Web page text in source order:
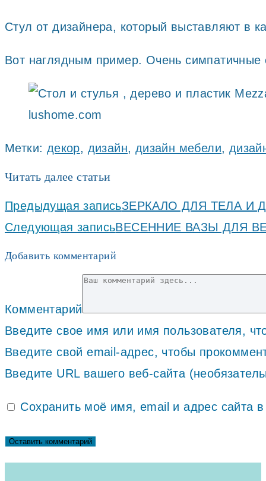
Стул от дизайнера, который выставляют в
Вот наглядным пример. Очень симпатичные
lushome.com
Метки: декор, дизайн, дизайн мебели,
Читать далее статьи
Предыдущая записьЗЕРКАЛО ДЛЯ ТЕЛА И
Следующая записьВЕСЕННИЕ ВАЗЫ ДЛЯ
Добавить комментарий
Комментарий
Введите свое имя или имя пользователя,
Введите свой email-адрес, чтобы
Введите URL вашего веб-сайта
Сохранить моё имя, email и адрес сайта